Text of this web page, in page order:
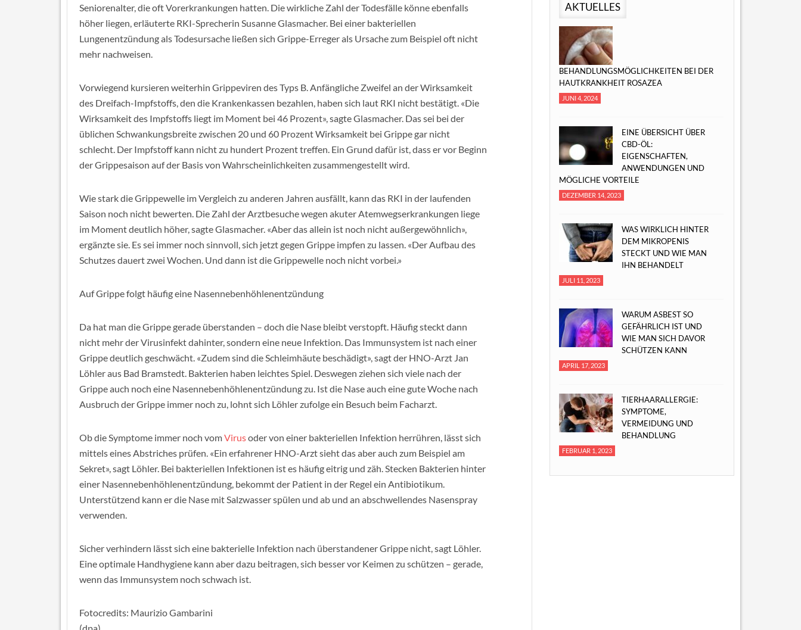
Seniorenalter, die oft Vorerkrankungen hatten. Die wirkliche Zahl der Todesfälle könne ebenfalls
höher liegen, erläuterte RKI-Sprecherin Susanne Glasmacher. Bei einer bakteriellen
Lungenentzündung als Todesursache ließen sich Grippe-Erreger als Ursache zum Beispiel oft nicht
mehr nachweisen.
Vorwiegend kursieren weiterhin Grippeviren des Typs B. Anfängliche Zweifel an der Wirksamkeit
des Dreifach-Impfstoffs, den die Krankenkassen bezahlen, haben sich laut RKI nicht bestätigt. «Die
Wirksamkeit des Impfstoffs liegt im Moment bei 46 Prozent», sagte Glasmacher. Das sei bei der
üblichen Schwankungsbreite zwischen 20 und 60 Prozent Wirksamkeit bei Grippe gar nicht
schlecht. Der Impfstoff kann nicht zu hundert Prozent treffen. Ein Grund dafür ist, dass er vor Beginn
der Grippesaison auf der Basis von Wahrscheinlichkeiten zusammengestellt wird.
Wie stark die Grippewelle im Vergleich zu anderen Jahren ausfällt, kann das RKI in der laufenden
Saison noch nicht bewerten. Die Zahl der Arztbesuche wegen akuter Atemwegserkrankungen liege
im Moment deutlich höher, sagte Glasmacher. «Aber das allein ist noch nicht außergewöhnlich»,
ergänzte sie. Es sei immer noch sinnvoll, sich jetzt gegen Grippe impfen zu lassen. «Der Aufbau des
Schutzes dauert zwei Wochen. Und dann ist die Grippewelle noch nicht vorbei.»
Auf Grippe folgt häufig eine Nasennebenhöhlenentzündung
Da hat man die Grippe gerade überstanden – doch die Nase bleibt verstopft. Häufig steckt dann
nicht mehr der Virusinfekt dahinter, sondern eine neue Infektion. Das Immunsystem ist nach einer
Grippe deutlich geschwächt. «Zudem sind die Schleimhäute beschädigt», sagt der HNO-Arzt Jan
Löhler aus Bad Bramstedt. Bakterien haben leichtes Spiel. Deswegen ziehen sich viele nach der
Grippe auch noch eine Nasennebenhöhlenentzündung zu. Ist die Nase auch eine gute Woche nach
Ausbruch der Grippe immer noch zu, lohnt sich Löhler zufolge ein Besuch beim Facharzt.
Ob die Symptome immer noch vomVirusoder von einer bakteriellen Infektion herrühren, lässt sich
mittels eines Abstriches prüfen. «Ein erfahrener HNO-Arzt sieht das aber auch zum Beispiel am
Sekret», sagt Löhler. Bei bakteriellen Infektionen ist es häufig eitrig und zäh. Stecken Bakterien hinter
einer Nasennebenhöhlenentzündung, bekommt der Patient in der Regel ein Antibiotikum.
Unterstützend kann er die Nase mit Salzwasser spülen und ab und an abschwellendes Nasenspray
verwenden.
Sicher verhindern lässt sich eine bakterielle Infektion nach überstandener Grippe nicht, sagt Löhler.
Eine optimale Handhygiene kann aber dazu beitragen, sich besser vor Keimen zu schützen – gerade,
wenn das Immunsystem noch schwach ist.
Fotocredits: Maurizio Gambarini
AKTUELLES
BEHANDLUNGSMÖGLICHKEITEN BEI DER
HAUTKRANKHEIT ROSAZEA
JUNI 4, 2024
EINE ÜBERSICHT ÜBER
CBD-ÖL:
EIGENSCHAFTEN,
ANWENDUNGEN UND
MÖGLICHE VORTEILE
DEZEMBER 14, 2023
WAS WIRKLICH HINTER
DEM MIKROPENIS
STECKT UND WIE MAN
IHN BEHANDELT
JULI 11, 2023
WARUM ASBEST SO
GEFÄHRLICH IST UND
WIE MAN SICH DAVOR
SCHÜTZEN KANN
APRIL 17, 2023
TIERHAARALLERGIE:
SYMPTOME,
VERMEIDUNG UND
BEHANDLUNG
FEBRUAR 1, 2023